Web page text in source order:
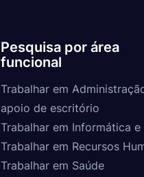
Pesquisa por área
funcional
Trabalhar em
apoio de escritório
Trabalhar em Informática e
Trabalhar em Recursos
Trabalhar em Saúde